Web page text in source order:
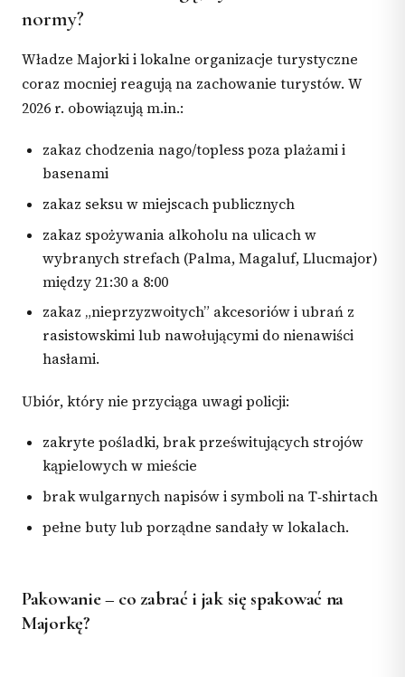
normy?
Władze Majorki i lokalne organizacje turystyczne
coraz mocniej reagują na zachowanie turystów. W
2026 r. obowiązują m.in.:
zakaz chodzenia nago/topless poza plażami i
basenami
zakaz seksu w miejscach publicznych
zakaz spożywania alkoholu na ulicach w
wybranych strefach (Palma, Magaluf, Llucmajor)
między 21:30 a 8:00
zakaz „nieprzyzwoitych” akcesoriów i ubrań z
rasistowskimi lub nawołującymi do nienawiści
hasłami.
Ubiór, który nie przyciąga uwagi policji:
zakryte pośladki, brak prześwitujących strojów
kąpielowych w mieście
brak wulgarnych napisów i symboli na T‑shirtach
pełne buty lub porządne sandały w lokalach.
Pakowanie – co zabrać i jak się spakować na
Majorkę?